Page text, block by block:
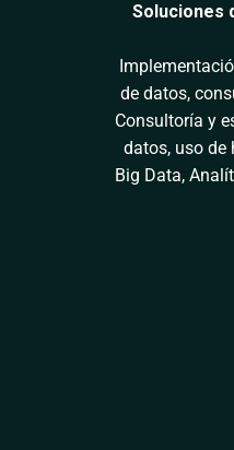
Soluciones
de datos,
Consultoría y
datos, uso de
Big Data,